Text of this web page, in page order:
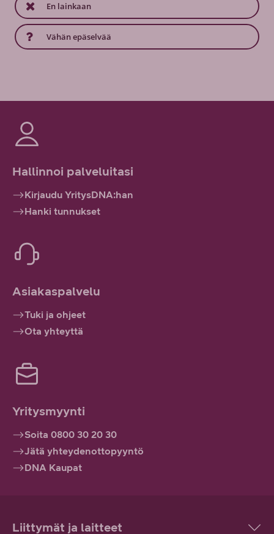
En lainkaan
Vähän epäselvää
Hallinnoi palveluitasi
Kirjaudu YritysDNA:han
Hanki tunnukset
Asiakaspalvelu
Tuki ja ohjeet
Ota yhteyttä
Yritysmyynti
Soita 0800 30 20 30
Jätä yhteydenottopyyntö
DNA Kaupat
Liittymät ja laitteet